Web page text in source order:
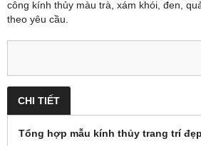
công kính thủy màu trà, xám khói, đen,
theo yêu cầu.
CHI TIẾT
Tổng hợp mẫu kính thủy trang trí